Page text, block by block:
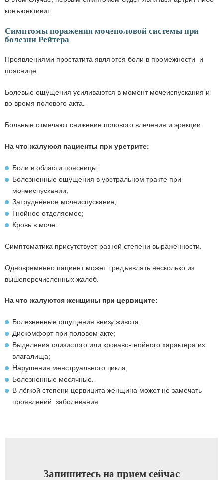
конъюнктивит.
Симптомы поражения мочеполовой системы при
болезни Рейтера
Проявлениями простатита являются боли в промежности и
пояснице.
Болевые ощущения усиливаются в момент мочеиспускания и
во время полового акта.
Больные отмечают снижение полового влечения и эрекции.
На что жалуюся пациенты при уретрите:
Боли в области поясницы;
Болезненные ощущения в уретральном тракте при
мочеиспускании;
Затруднённое мочеиспускание;
Гнойное отделяемое;
Кровь в моче.
Симптоматика присутствует разной степени выраженности.
Одновременно пациент может предъявлять несколько из
вышеперечисленных жалоб.
На что жалуются женщины при цервиците:
Болезненные ощущения внизу живота;
Дискомфорт при половом акте;
Выделения слизистого или кроваво-гнойного характера из
влагалища;
Нарушения менструального цикла;
Болезненные месячные.
В лёгкой степени цервицита женщина может не замечать
проявлений заболевания.
Запишитесь на прием сейчас